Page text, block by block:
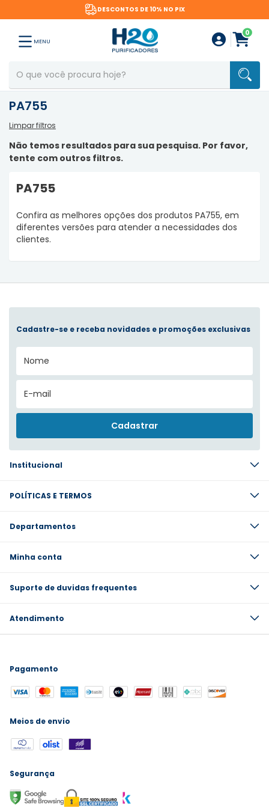
DESCONTOS DE 10% NO PIX
MENU
0
PA755
Limpar filtros
Não temos resultados para sua pesquisa. Por favor,
tente com outros filtros.
PA755
Confira as melhores opções dos produtos PA755, em
diferentes versões para atender a necessidades dos
clientes.
Institucional
POLÍTICAS E TERMOS
Departamentos
Minha conta
Suporte de duvidas frequentes
Atendimento
Cadastre-se e receba novidades e promoções exclusivas
Pagamento
Meios de envio
Segurança